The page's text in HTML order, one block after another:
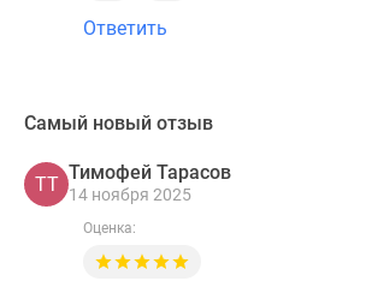
Ответить
Самый новый отзыв
ТТ
Тимофей Тарасов
14 ноября 2025
Оценка: